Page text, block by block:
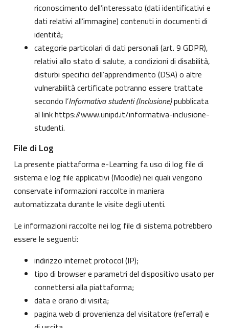
riconoscimento dell’interessato (dati identificativi e
dati relativi all’immagine) contenuti in documenti di
identità;
categorie particolari di dati personali (art. 9 GDPR),
relativi allo stato di salute, a condizioni di disabilità,
disturbi specifici dell’apprendimento (DSA) o altre
vulnerabilità certificate potranno essere trattate
secondo l’Informativa studenti (Inclusione)pubblicata
al linkhttps://www.unipd.it/informativa-inclusione-
studenti.
File di Log
La presente piattaforma e-Learning fa uso di log file di
sistema e log file applicativi (Moodle) nei quali vengono
conservate informazioni raccolte in maniera
automatizzata durante le visite degli utenti.
Le informazioni raccolte nei log file di sistema potrebbero
essere le seguenti:
indirizzo internet protocol (IP);
tipo di browser e parametri del dispositivo usato per
connettersi alla piattaforma;
data e orario di visita;
pagina web di provenienza del visitatore (referral) e